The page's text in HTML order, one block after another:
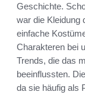
Geschichte.
war die Kleidung
einfache
Charakteren bei
Trends, die das
beeinflussten. Die
da sie häufig als